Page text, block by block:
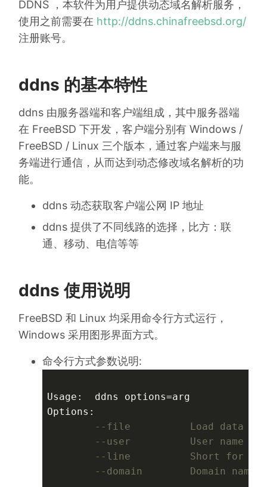
DDNS ，本软件为用户提供动态域名解析服务，
使用之前需要在 http://ddns.chinafreebsd.org/
注册账号。
ddns 的基本特性
ddns 由服务器端和客户端组成，其中服务器端
在 FreeBSD 下开发，客户端分别有 Windows /
FreeBSD / Linux 三个版本，通过客户端来与服
务端进行通信，从而达到动态修改域名解析的功
能。
ddns 动态获取客户端公网 IP 地址
ddns 提供了不同线路的选择，比方：联
通、移动、电信等等
ddns 使用说明
FreeBSD 和 Linux 均采用命令行方式运行，
Windows 采用图形界面方式。
命令行方式参数说明:
Usage:  ddns options=arg
Options:
--file          Load data
--user          User name
--line          Short for line
--domain        Domain name